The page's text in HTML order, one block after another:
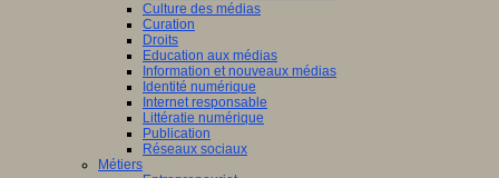
Culture des médias
Curation
Droits
Education aux médias
Information et nouveaux médias
Identité numérique
Internet responsable
Littératie numérique
Publication
Réseaux sociaux
Métiers